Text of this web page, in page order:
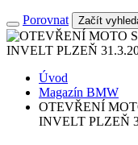
Porovnat Začít
Úvod
Magazín BMW
OTEVŘENÍ
INVELT PLZEŇ